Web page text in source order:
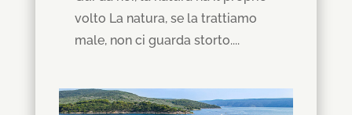
volto La natura, se la trattiamo
male, non ci guarda storto....